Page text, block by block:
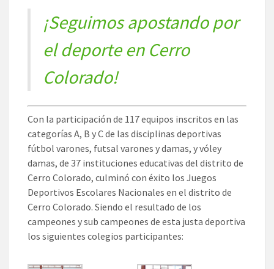
¡Seguimos apostando por
el deporte en Cerro
Colorado!
Con la participación de 117 equipos inscritos en las
categorías A, B y C de las disciplinas deportivas
fútbol varones, futsal varones y damas, y vóley
damas, de 37 instituciones educativas del distrito de
Cerro Colorado, culminó con éxito los Juegos
Deportivos Escolares Nacionales en el distrito de
Cerro Colorado. Siendo el resultado de los
campeones y sub campeones de esta justa deportiva
los siguientes colegios participantes: